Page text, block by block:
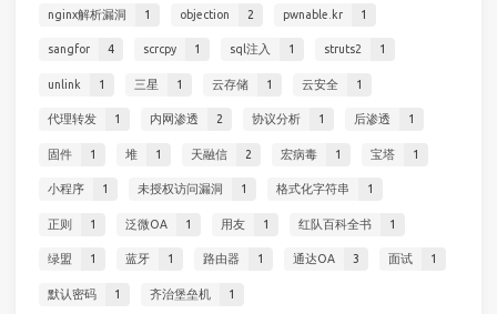
nginx解析漏洞 1 objection 2 pwnable.kr 1
sangfor 4 scrcpy 1 sql注入 1 struts2 1
unlink 1 三星 1 云存储 1 云安全 1
代理转发 1 内网渗透 2 协议分析 1 后渗透 1
固件 1 堆 1 天融信 2 宏病毒 1 宝塔 1
小程序 1 未授权访问漏洞 1 格式化字符串 1
正则 1 泛微OA 1 用友 1 红队百科全书 1
绿盟 1 蓝牙 1 路由器 1 通达OA 3 面试 1
默认密码 1 齐治堡垒机 1